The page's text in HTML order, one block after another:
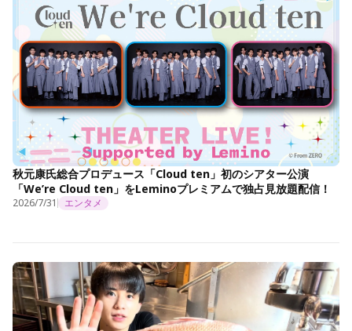
秋元康氏総合プロデュース「Cloud ten」初のシアター公演
「We’re Cloud ten」をLeminoプレミアムで独占見放題配信！
2026/7/31 エンタメ